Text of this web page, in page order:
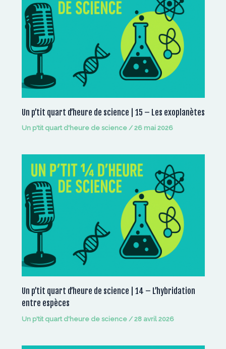
Un p’tit quart d’heure de science | 15 – Les exoplanètes
Un p'tit quart d'heure de science/26 mai 2026
Un p’tit quart d’heure de science | 14 – L’hybridation
entre espèces
Un p'tit quart d'heure de science/28 avril 2026